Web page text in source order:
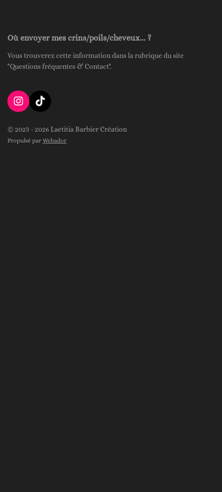
Où envoyer mes crins/poils/cheveux... ?
Vous trouverez cette information dans la rubrique du site
"Questions fréquentes & Contact".
I
n
t
a
T
i
T
o
© 2023 - 2026 Laetitia Barbier Création
Propulsé par Webador